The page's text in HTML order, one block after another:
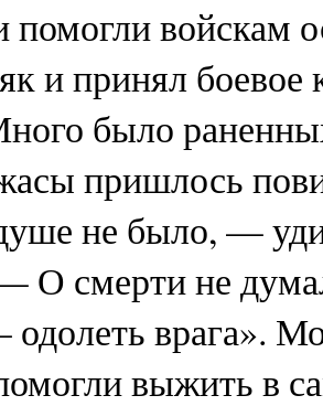
войскам
и принял
было
пришлось
не было, —
О смерти не
одолеть врага».
выжить в